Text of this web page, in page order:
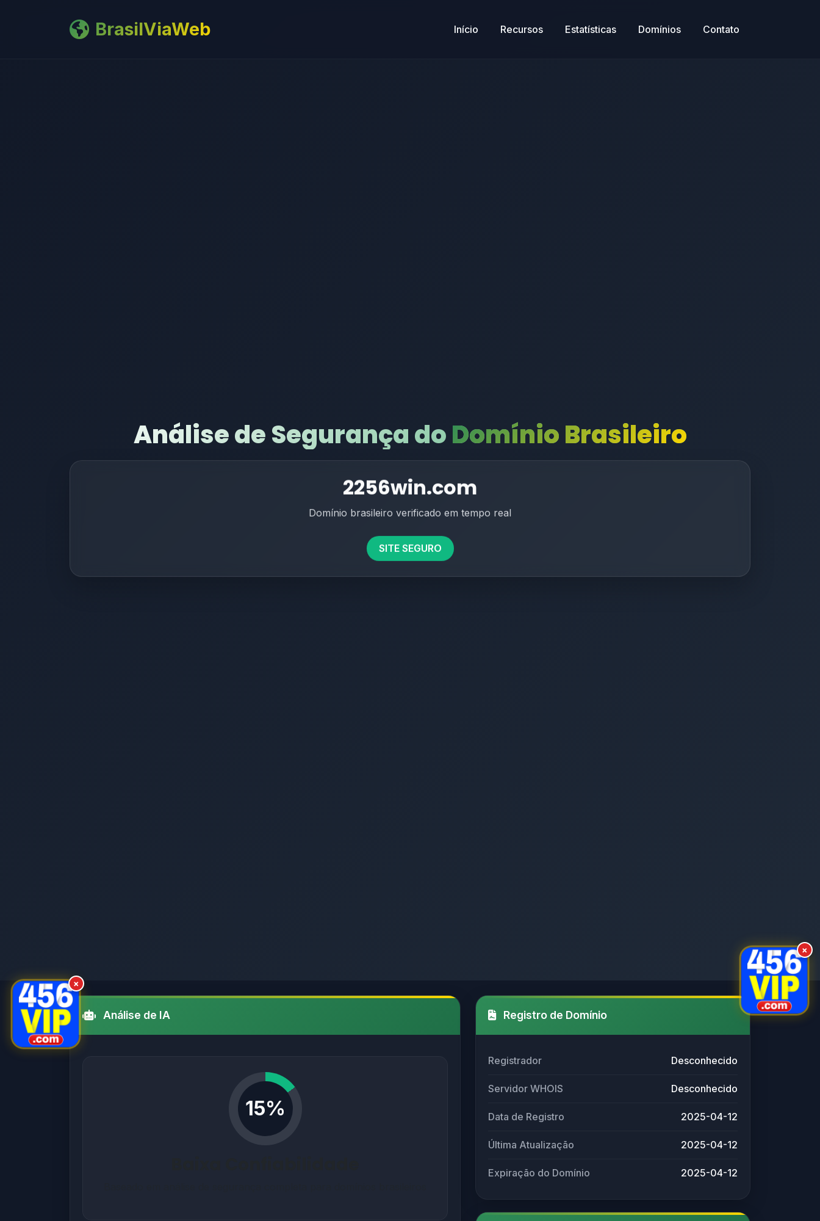
BrasilViaWeb Início Recursos Estatísticas Domínios Contato
Análise de Segurança doDomínio Brasileiro
2256win.com
Domínio brasileiro verificado em tempo real
SITE SEGURO
Análise de IA
15%
Registro de Domínio
Registrador Desconhecido
Servidor WHOIS Desconhecido
Data de Registro 2025-04-12
Última Atualização 2025-04-12
Expiração do Domínio 2025-04-12
×
×